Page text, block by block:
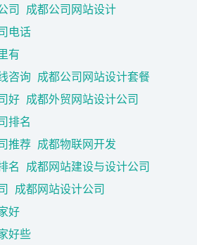
司 成都公司网站设计
电话
有
咨询 成都公司网站设计套餐
好 成都外贸网站设计公司
排名
推荐 成都物联网开发
名 成都网站建设与设计公司
成都网站设计公司
好
好些